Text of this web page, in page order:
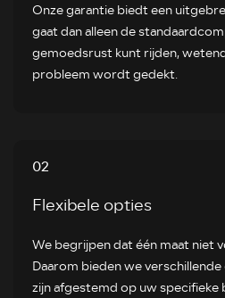
Onze garantie biedt een
gaat dan alleen de
gemoedsrust kunt rijden,
probleem wordt gedekt.
02
Flexibele opties
We begrijpen dat één maat niet
Daarom bieden we
zijn afgestemd op uw